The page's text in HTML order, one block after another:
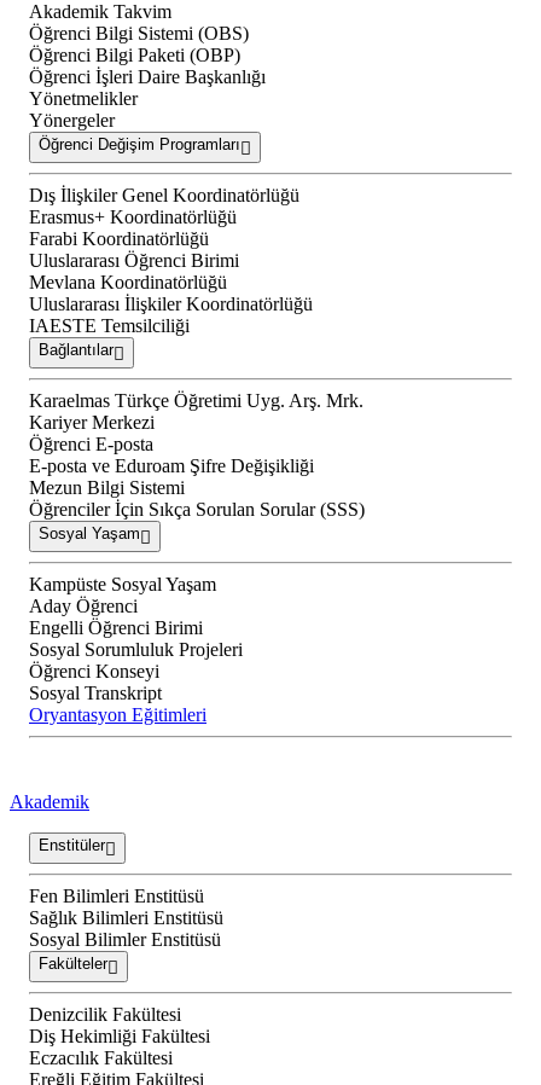
Akademik Takvim
Öğrenci Bilgi Sistemi (OBS)
Öğrenci Bilgi Paketi (OBP)
Öğrenci İşleri Daire Başkanlığı
Yönetmelikler
Yönergeler
Öğrenci Değişim Programları
Dış İlişkiler Genel Koordinatörlüğü
Erasmus+ Koordinatörlüğü
Farabi Koordinatörlüğü
Uluslararası Öğrenci Birimi
Mevlana Koordinatörlüğü
Uluslararası İlişkiler Koordinatörlüğü
IAESTE Temsilciliği
Bağlantılar
Karaelmas Türkçe Öğretimi Uyg. Arş. Mrk.
Kariyer Merkezi
Öğrenci E-posta
E-posta ve Eduroam Şifre Değişikliği
Mezun Bilgi Sistemi
Öğrenciler İçin Sıkça Sorulan Sorular (SSS)
Sosyal Yaşam
Kampüste Sosyal Yaşam
Aday Öğrenci
Engelli Öğrenci Birimi
Sosyal Sorumluluk Projeleri
Öğrenci Konseyi
Sosyal Transkript
Oryantasyon Eğitimleri
Akademik
Enstitüler
Fen Bilimleri Enstitüsü
Sağlık Bilimleri Enstitüsü
Sosyal Bilimler Enstitüsü
Fakülteler
Denizcilik Fakültesi
Diş Hekimliği Fakültesi
Eczacılık Fakültesi
Ereğli Eğitim Fakültesi